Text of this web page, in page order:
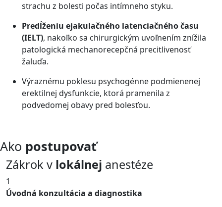
strachu z bolesti počas intímneho styku.
Predĺženiu ejakulačného latenciačného času
(IELT), nakoľko sa chirurgickým uvoľnením znížila
patologická mechanorecepčná precitlivenosť
žaluďa.
Výraznému poklesu psychogénne podmienenej
erektilnej dysfunkcie, ktorá pramenila z
podvedomej obavy pred bolesťou.
Ako postupovať
Zákrok v lokálnej anestéze
1
Úvodná konzultácia a diagnostika